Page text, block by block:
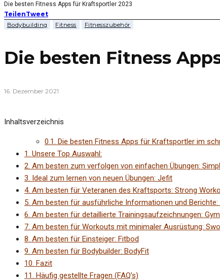
Die besten Fitness Apps für Kraftsportler 2023
TeilenTweet
Bodybuilding Fitness Fitnesszubehör
Die besten Fitness
16. Dezember 2021
Inhaltsverzeichnis
0.1. Die besten Fitness Apps für Kraftsportler im
1. Unsere Top Auswahl:
2. Am besten zum verfolgen von einfachen Übungen:
3. Ideal zum lernen von neuen Übungen: Jefit
4. Am besten für Veteranen des Kraftsports: Strong
5. Am besten für ausführliche Informationen und
6. Am besten für detaillierte Trainingsaufzeichnungen:
7. Am besten für Workouts mit minimaler Ausrüstung:
8. Am besten für Einsteiger: Fitbod
9. Am besten für Bodybuilder: BodyFit
10. Fazit
11. Häufig gestellte Fragen (FAQ’s)